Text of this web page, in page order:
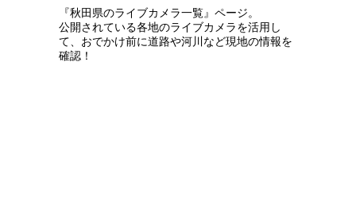
『秋田県のライブカメラ一覧』ページ。
公開されている各地のライブカメラを活用し
て、おでかけ前に道路や河川など現地の情報を
確認！